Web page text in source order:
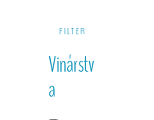
Sidebar
FILTER
Vinárstv
a